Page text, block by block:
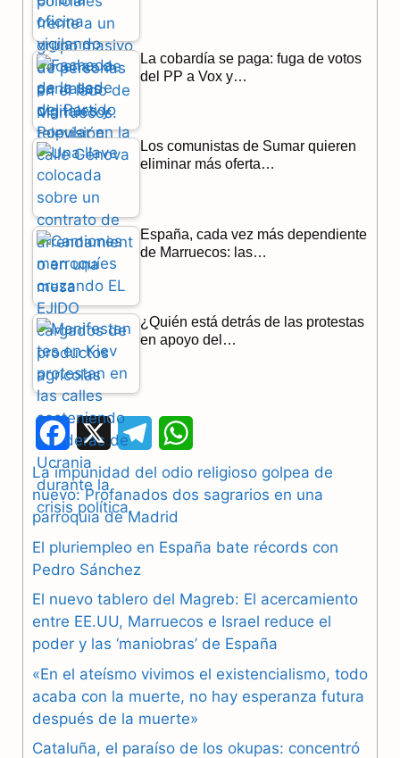
k
La cobardía se paga: fuga de votos
del PP a Vox y…
Los comunistas de Sumar quieren
eliminar más oferta…
España, cada vez más dependiente
de Marruecos: las…
¿Quién está detrás de las protestas
en apoyo del…
F
a
c
b
o
o
k
X
e
l
r
a
m
h
a
A
p
p
La impunidad del odio religioso golpea de
nuevo: Profanados dos sagrarios en una
parroquia de Madrid
El pluriempleo en España bate récords con
Pedro Sánchez
El nuevo tablero del Magreb: El acercamiento
entre EE.UU, Marruecos e Israel reduce el
poder y las ‘maniobras’ de España
«En el ateísmo vivimos el existencialismo, todo
acaba con la muerte, no hay esperanza futura
después de la muerte»
Cataluña, el paraíso de los okupas: concentró